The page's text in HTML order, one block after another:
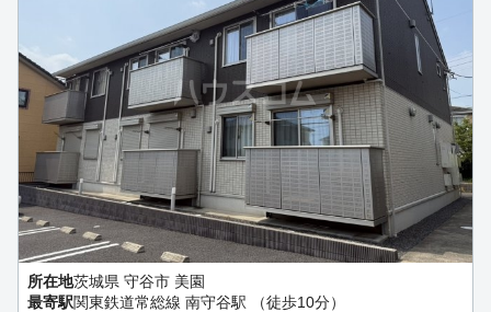
所在地茨城県 守谷市 美園
最寄駅関東鉄道常総線 南守谷駅 （徒歩10分）